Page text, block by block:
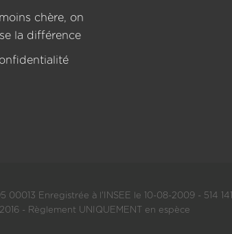
chère, on
la différence
Enregistrée à l'INSEE le 10-08-2009 - 514
2016 - Règlement UNIQUEMENT en espèce